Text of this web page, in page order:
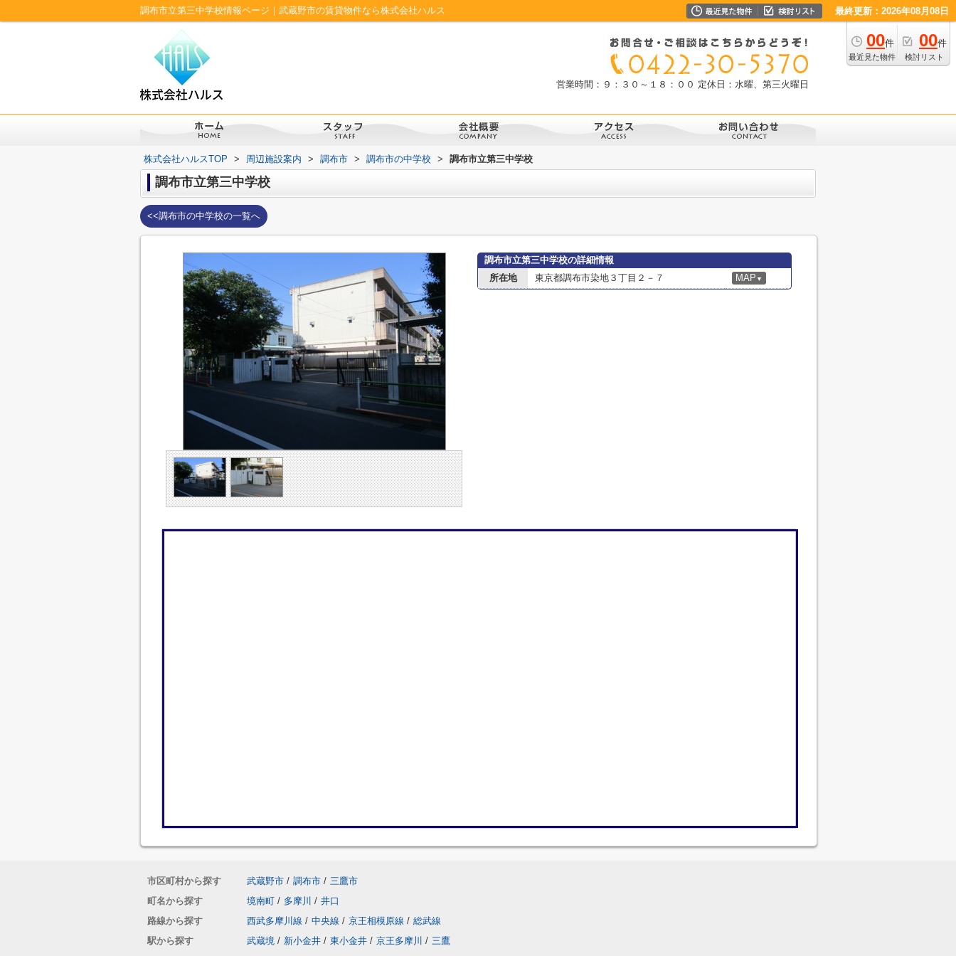
調布市立第三中学校情報ページ｜武蔵野市の賃貸物件なら株式会社ハルス 最終更新：2026年08月08日
00件
最近見た物件
00件
検討リスト
営業時間：９：３０～１８：００ 定休日：水曜、第三火曜日
株式会社ハルスTOP > 周辺施設案内 > 調布市 > 調布市の中学校 > 調布市立第三中学校
調布市立第三中学校
<<調布市の中学校の一覧へ
調布市立第三中学校の詳細情報
所在地
東京都調布市染地３丁目２－７ MAP ▼
市区町村から探す 武蔵野市 / 調布市 / 三鷹市
町名から探す
境南町 / 多摩川 / 井口
路線から探す
西武多摩川線 / 中央線 / 京王相模原線 / 総武線
駅から探す
武蔵境 / 新小金井 / 東小金井 / 京王多摩川 / 三鷹